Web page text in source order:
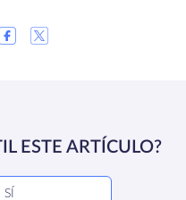
ESTE ARTÍCULO?
SÍ